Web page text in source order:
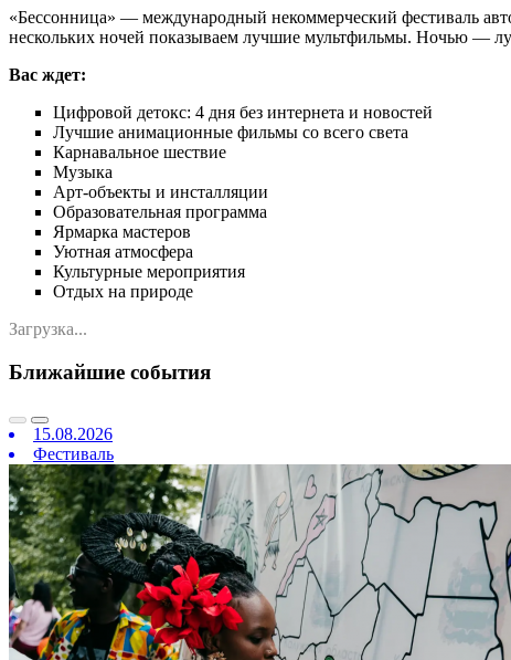
«Бессонница» — международный некоммерческий фестиваль
нескольких ночей показываем лучшие мультфильмы. Ночью —
Вас ждет:
Цифровой детокс: 4 дня без интернета и новостей
Лучшие анимационные фильмы со всего света
Карнавальное шествие
Музыка
Арт-объекты и инсталляции
Образовательная программа
Ярмарка мастеров
Уютная атмосфера
Культурные мероприятия
Отдых на природе
Загрузка...
Ближайшие события
15.08.2026
Фестиваль